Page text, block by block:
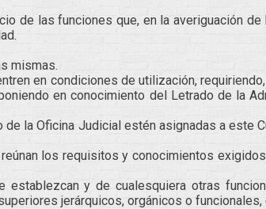
de las funciones que, en la averiguación
mismas.
en condiciones de utilización,
en conocimiento del Letrado de la
la Oficina Judicial estén asignadas a este
los requisitos y conocimientos
y de cualesquiera otras
jerárquicos, orgánicos o